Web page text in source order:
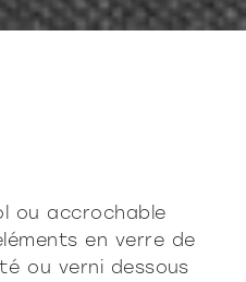
ou accrochable
en verre de
ou verni dessous